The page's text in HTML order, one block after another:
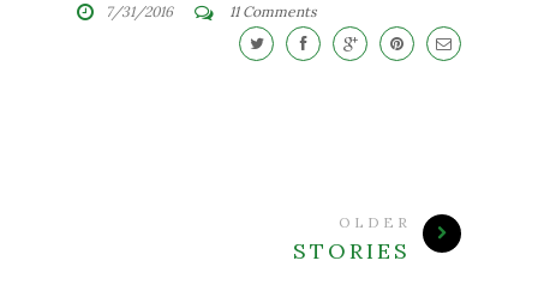
7/31/2016 11 Comments
OLDER
STORIES